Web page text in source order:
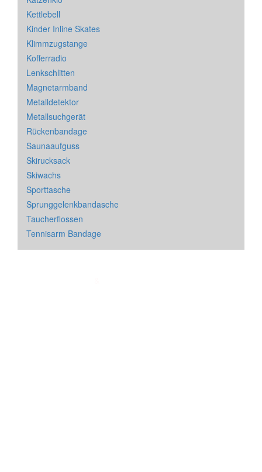
Kettlebell
Kinder Inline Skates
Klimmzugstange
Kofferradio
Lenkschlitten
Magnetarmband
Metalldetektor
Metallsuchgerät
Rückenbandage
Saunaaufguss
Skirucksack
Skiwachs
Sporttasche
Sprunggelenkbandasche
Taucherflossen
Tennisarm Bandage